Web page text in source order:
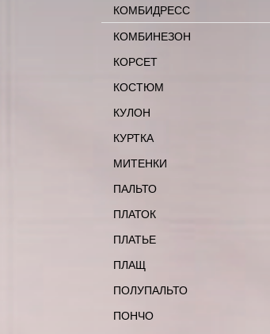
КОМБИДРЕСС
КОМБИНЕЗОН
КОРСЕТ
КОСТЮМ
КУЛОН
КУРТКА
МИТЕНКИ
ПАЛЬТО
ПЛАТОК
ПЛАТЬЕ
ПЛАЩ
ПОЛУПАЛЬТО
ПОНЧО